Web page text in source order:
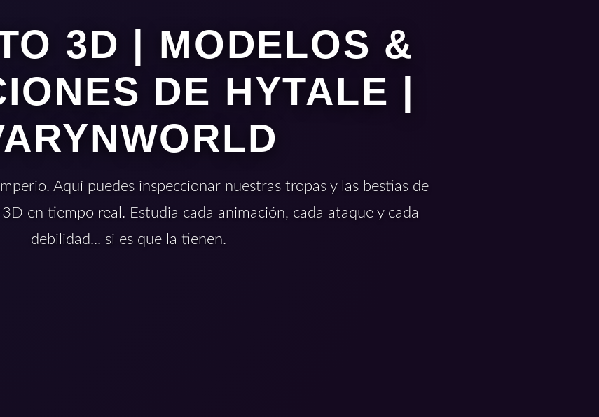
3D | MODELOS &
DE HYTALE |
Aquí puedes inspeccionar nuestras tropas y las bestias de
en tiempo real. Estudia cada animación, cada ataque y cada
debilidad... si es que la tienen.